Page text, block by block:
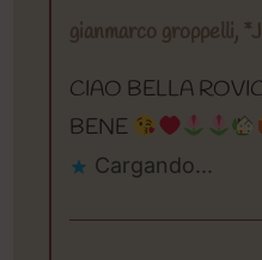
gianmarco groppelli,
CIAO BELLA
BENE
Cargando...